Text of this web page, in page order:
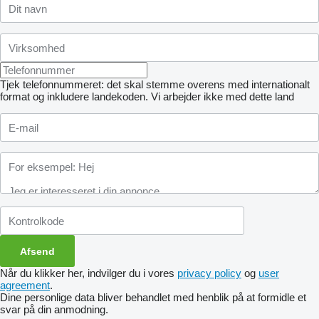
Tjek telefonnummeret: det skal stemme overens med internationalt
format og inkludere landekoden. Vi arbejder ikke med dette land
Når du klikker her, indvilger du i vores privacy policy og user
agreement.
Dine personlige data bliver behandlet med henblik på at formidle et
svar på din anmodning.